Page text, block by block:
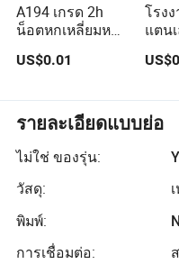
A194 เกรด 2h
น็อตหกเหลี่ยมหนัก
จำนวนมากน็อต
เหมาก่อสร้าง
ระดับโลก
US$0.01
โรง
แตน
ออก
งนัท
รายละเอียดแบบย่อ
ไม่ใช่ ของรุ่น:
วัสดุ:
พิมพ์:
การเชื่อมต่อ: